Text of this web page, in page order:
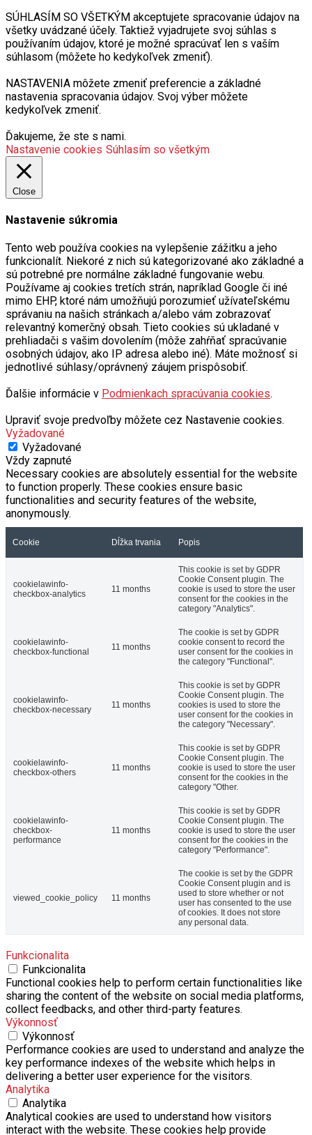
SÚHLASÍM SO VŠETKÝM akceptujete spracovanie údajov na
všetky uvádzané účely. Taktiež vyjadrujete svoj súhlas s
používaním údajov, ktoré je možné spracúvať len s vaším
súhlasom (môžete ho kedykoľvek zmeniť).
NASTAVENIA môžete zmeniť preferencie a základné
nastavenia spracovania údajov. Svoj výber môžete
kedykoľvek zmeniť.
Ďakujeme, že ste s nami.
Nastavenie cookies Súhlasím so všetkým
Close
Nastavenie súkromia
Tento web používa cookies na vylepšenie zážitku a jeho
funkcionalít. Niekoré z nich sú kategorizované ako základné a
sú potrebné pre normálne základné fungovanie webu.
Používame aj cookies tretích strán, napríklad Google či iné
mimo EHP, ktoré nám umožňujú porozumieť užívateľskému
správaniu na našich stránkach a/alebo vám zobrazovať
relevantný komerčný obsah. Tieto cookies sú ukladané v
prehliadači s vašim dovolením (môže zahŕňať spracúvanie
osobných údajov, ako IP adresa alebo iné). Máte možnosť si
jednotlivé súhlasy/oprávnený záujem prispôsobiť.
Ďalšie informácie v Podmienkach spracúvania cookies.
Upraviť svoje predvoľby môžete cez Nastavenie cookies.
Vyžadované
Vyžadované
Vždy zapnuté
Necessary cookies are absolutely essential for the website
to function properly. These cookies ensure basic
functionalities and security features of the website,
anonymously.
Cookie Dĺžka trvania Popis
cookielawinfo-
checkbox-analytics
11 months
This cookie is set by GDPR
Cookie Consent plugin. The
cookie is used to store the user
consent for the cookies in the
category "Analytics".
cookielawinfo-
checkbox-functional
11 months
The cookie is set by GDPR
cookie consent to record the
user consent for the cookies in
the category "Functional".
cookielawinfo-
checkbox-necessary
11 months
This cookie is set by GDPR
Cookie Consent plugin. The
cookies is used to store the
user consent for the cookies in
the category "Necessary".
cookielawinfo-
checkbox-others
11 months
This cookie is set by GDPR
Cookie Consent plugin. The
cookie is used to store the user
consent for the cookies in the
category "Other.
cookielawinfo-
checkbox-
performance
11 months
This cookie is set by GDPR
Cookie Consent plugin. The
cookie is used to store the user
consent for the cookies in the
category "Performance".
viewed_cookie_policy 11 months
The cookie is set by the GDPR
Cookie Consent plugin and is
used to store whether or not
user has consented to the use
of cookies. It does not store
any personal data.
Funkcionalita
Funkcionalita
Functional cookies help to perform certain functionalities like
sharing the content of the website on social media platforms,
collect feedbacks, and other third-party features.
Výkonnosť
Výkonnosť
Performance cookies are used to understand and analyze the
key performance indexes of the website which helps in
delivering a better user experience for the visitors.
Analytika
Analytika
Analytical cookies are used to understand how visitors
interact with the website. These cookies help provide